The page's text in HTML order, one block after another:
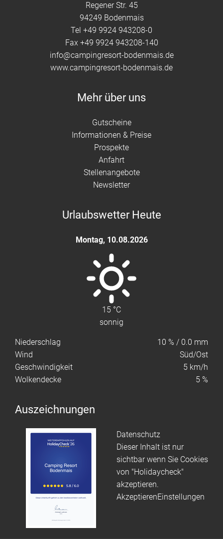
Regener Str. 45
94249 Bodenmais
Tel +49 9924 943208-0
Fax +49 9924 943208-140
info@campingresort-bodenmais.de
www.campingresort-bodenmais.de
Mehr über uns
Gutscheine
Informationen & Preise
Prospekte
Anfahrt
Stellenangebote
Newsletter
Urlaubswetter Heute
Montag, 10.08.2026
15 °C
sonnig
Niederschlag 10 % / 0.0 mm
Wind
Süd/Ost
Geschwindigkeit
5 km/h
Wolkendecke
5 %
Auszeichnungen
Datenschutz
Dieser Inhalt ist nur
sichtbar wenn Sie Cookies
von "Holidaycheck"
akzeptieren.
AkzeptierenEinstellungen